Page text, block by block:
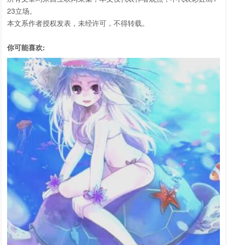
23立场。
本文系作者授权发表，未经许可，不得转载。
你可能喜欢: